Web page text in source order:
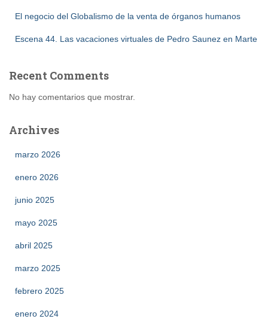
El negocio del Globalismo de la venta de órganos humanos
Escena 44. Las vacaciones virtuales de Pedro Saunez en Marte
Recent Comments
No hay comentarios que mostrar.
Archives
marzo 2026
enero 2026
junio 2025
mayo 2025
abril 2025
marzo 2025
febrero 2025
enero 2024